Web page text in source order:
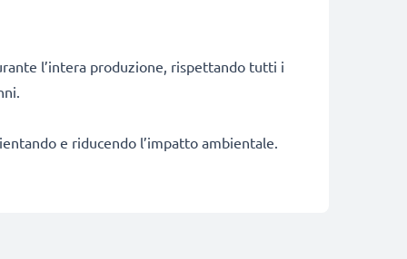
l’intera produzione, rispettando tutti i
e riducendo l’impatto ambientale.